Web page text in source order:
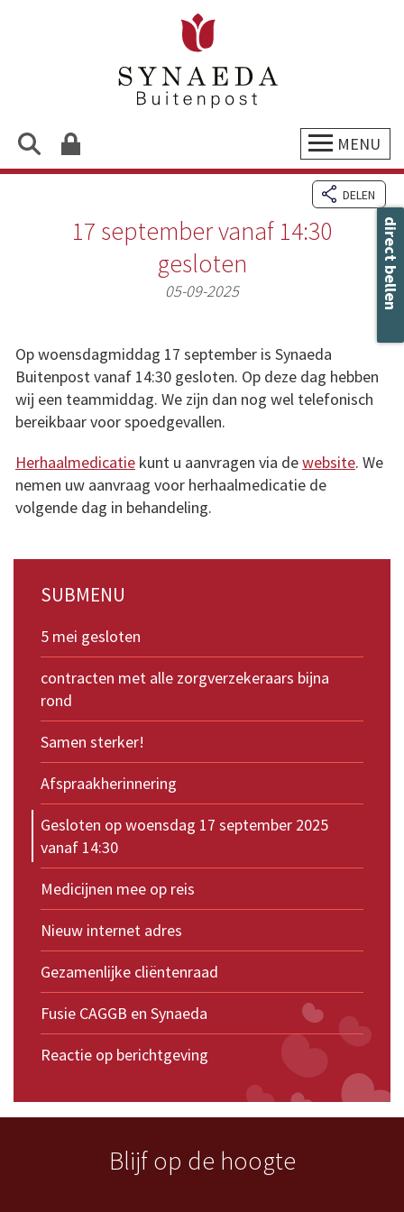
MENU
DELEN
17 september vanaf 14:30
gesloten
05-09-2025
Op woensdagmiddag 17 september is Synaeda
Buitenpost vanaf 14:30 gesloten. Op deze dag hebben
wij een teammiddag. We zijn dan nog wel telefonisch
bereikbaar voor spoedgevallen.
Herhaalmedicatie kunt u aanvragen via dewebsite. We
nemen uw aanvraag voor herhaalmedicatie de
volgende dag in behandeling.
SUBMENU
5 mei gesloten
contracten met alle zorgverzekeraars bijna
rond
Samen sterker!
Afspraakherinnering
Gesloten op woensdag 17 september 2025
vanaf 14:30
Medicijnen mee op reis
Nieuw internet adres
Gezamenlijke cliëntenraad
Fusie CAGGB en Synaeda
Reactie op berichtgeving
Blijf op de hoogte
direct bellen